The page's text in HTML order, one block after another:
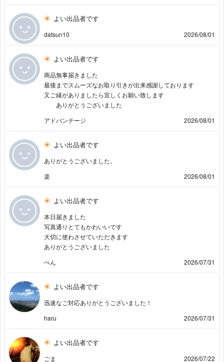
よい出品者です
datsun10 2026/08/01
よい出品者です
商品無事届きました
最後までスムーズなお取り引きが出来感謝しております
又ご縁がありましたら宜しくお願い致します
ありがとうございました
アドバンテージ
2026/08/01
よい出品者です
ありがとうございました。
楽
2026/08/01
よい出品者です
本日届きました
写真通りとてもかわいいです
大切に使わさせていただきます
ありがとうございました
ぺん
2026/07/31
よい出品者です
迅速なご対応ありがとうございました！
haru
2026/07/31
よい出品者です
ごま 2026/07/22